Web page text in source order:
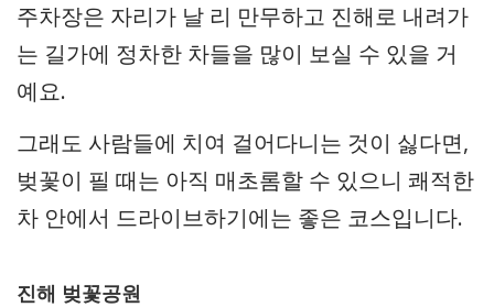
주차장은 자리가 날 리 만무하고 진해로 내려가
는 길가에 정차한 차들을 많이 보실 수 있을 거
예요.
그래도 사람들에 치여 걸어다니는 것이 싫다면,
벚꽃이 필 때는 아직 매초롬할 수 있으니 쾌적한
차 안에서 드라이브하기에는 좋은 코스입니다.
진해 벚꽃공원